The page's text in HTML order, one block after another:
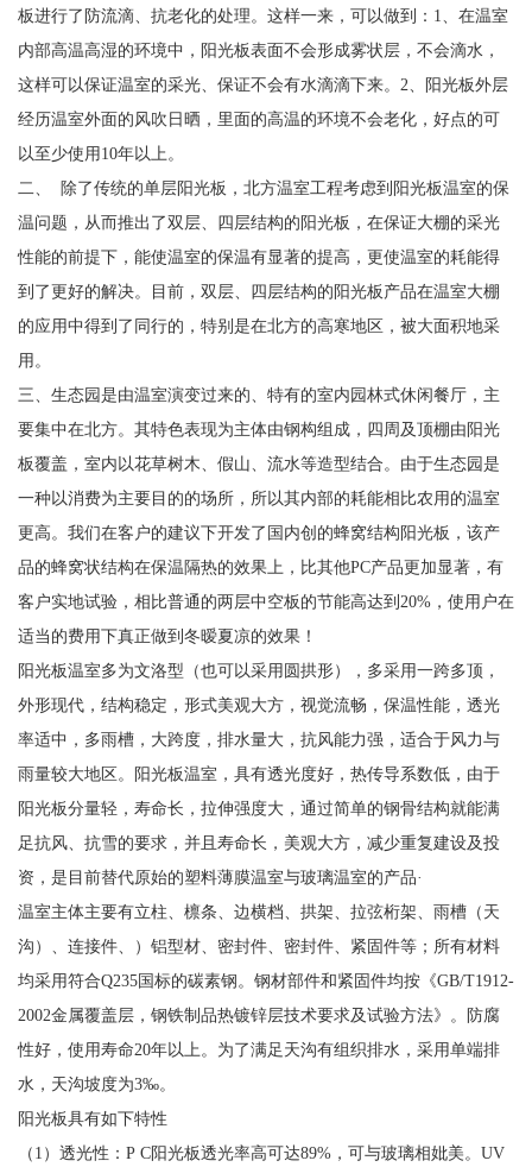
板进行了防流滴、抗老化的处理。这样一来，可以做到：1、在温室
内部高温高湿的环境中，阳光板表面不会形成雾状层，不会滴水，
这样可以保证温室的采光、保证不会有水滴滴下来。2、阳光板外层
经历温室外面的风吹日晒，里面的高温的环境不会老化，好点的可
以至少使用10年以上。
二、 除了传统的单层阳光板，北方温室工程考虑到阳光板温室的保
温问题，从而推出了双层、四层结构的阳光板，在保证大棚的采光
性能的前提下，能使温室的保温有显著的提高，更使温室的耗能得
到了更好的解决。目前，双层、四层结构的阳光板产品在温室大棚
的应用中得到了同行的，特别是在北方的高寒地区，被大面积地采
用。
三、生态园是由温室演变过来的、特有的室内园林式休闲餐厅，主
要集中在北方。其特色表现为主体由钢构组成，四周及顶棚由阳光
板覆盖，室内以花草树木、假山、流水等造型结合。由于生态园是
一种以消费为主要目的的场所，所以其内部的耗能相比农用的温室
更高。我们在客户的建议下开发了国内创的蜂窝结构阳光板，该产
品的蜂窝状结构在保温隔热的效果上，比其他PC产品更加显著，有
客户实地试验，相比普通的两层中空板的节能高达到20%，使用户在
适当的费用下真正做到冬暧夏凉的效果！
阳光板温室多为文洛型（也可以采用圆拱形），多采用一跨多顶，
外形现代，结构稳定，形式美观大方，视觉流畅，保温性能，透光
率适中，多雨槽，大跨度，排水量大，抗风能力强，适合于风力与
雨量较大地区。阳光板温室，具有透光度好，热传导系数低，由于
阳光板分量轻，寿命长，拉伸强度大，通过简单的钢骨结构就能满
足抗风、抗雪的要求，并且寿命长，美观大方，减少重复建设及投
资，是目前替代原始的塑料薄膜温室与玻璃温室的产品·
温室主体主要有立柱、檩条、边横档、拱架、拉弦桁架、雨槽（天
沟）、连接件、）铝型材、密封件、密封件、紧固件等；所有材料
均采用符合Q235国标的碳素钢。钢材部件和紧固件均按《GB/T1912-
2002金属覆盖层，钢铁制品热镀锌层技术要求及试验方法》。防腐
性好，使用寿命20年以上。为了满足天沟有组织排水，采用单端排
水，天沟坡度为3‰。
阳光板具有如下特性
（1）透光性：P C阳光板透光率高可达89%，可与玻璃相妣美。UV